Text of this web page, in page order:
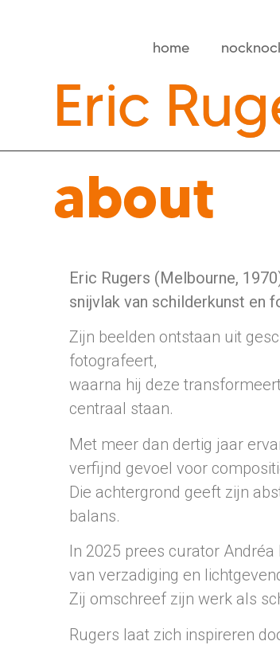
home
Eric
about
Eric Rugers (Melbourne,
snijvlak van schilderkunst en
Zijn beelden ontstaan uit
fotografeert,
waarna hij deze
centraal staan.
Met meer dan dertig jaar
verfijnd gevoel voor
Die achtergrond geeft zijn
balans.
In 2025 prees curator
van verzadiging en
Zij omschreef zijn werk als
Rugers laat zich inspireren